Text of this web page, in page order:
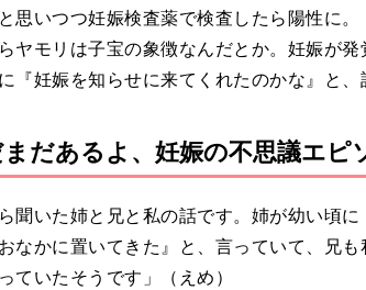
思いつつ妊娠検査薬で検査したら陽性に。
ヤモリは子宝の象徴なんだとか。妊娠が
『妊娠を知らせに来てくれたのかな』と、
まだあるよ、妊娠の不思議エピ
ら聞いた姉と兄と私の話です。姉が幼い頃
なかに置いてきた』と、言っていて、兄
ていたそうです」（えめ）